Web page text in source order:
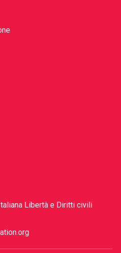
Libertà e Diritti civili